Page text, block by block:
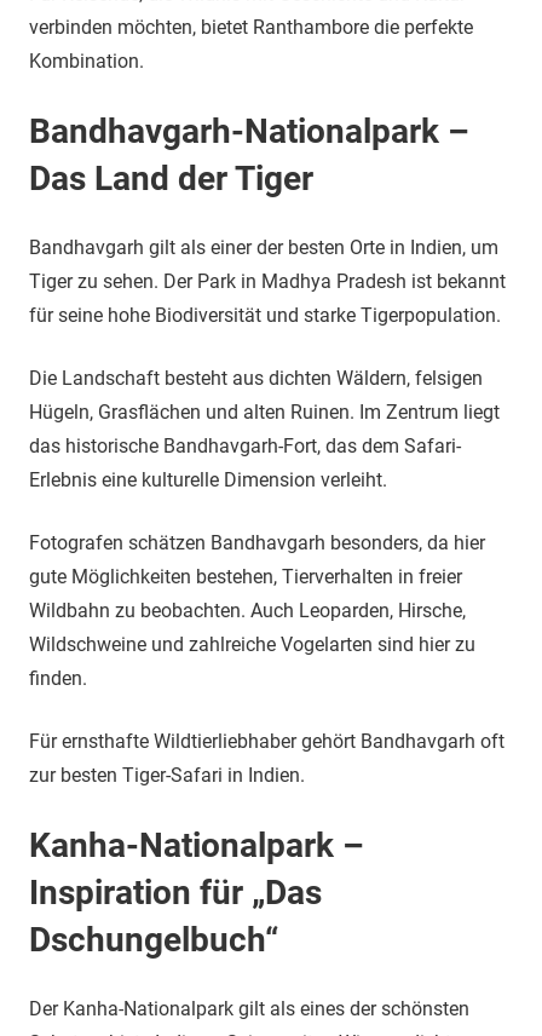
verbinden möchten, bietet Ranthambore die perfekte
Kombination.
Bandhavgarh-Nationalpark –
Das Land der Tiger
Bandhavgarh gilt als einer der besten Orte in Indien, um
Tiger zu sehen. Der Park in Madhya Pradesh ist bekannt
für seine hohe Biodiversität und starke Tigerpopulation.
Die Landschaft besteht aus dichten Wäldern, felsigen
Hügeln, Grasflächen und alten Ruinen. Im Zentrum liegt
das historische Bandhavgarh-Fort, das dem Safari-
Erlebnis eine kulturelle Dimension verleiht.
Fotografen schätzen Bandhavgarh besonders, da hier
gute Möglichkeiten bestehen, Tierverhalten in freier
Wildbahn zu beobachten. Auch Leoparden, Hirsche,
Wildschweine und zahlreiche Vogelarten sind hier zu
finden.
Für ernsthafte Wildtierliebhaber gehört Bandhavgarh oft
zur besten Tiger-Safari in Indien.
Kanha-Nationalpark –
Inspiration für „Das
Dschungelbuch“
Der Kanha-Nationalpark gilt als eines der schönsten